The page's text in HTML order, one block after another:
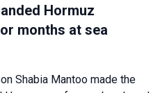
Hormuz
months at sea
Shabia Mantoo made the